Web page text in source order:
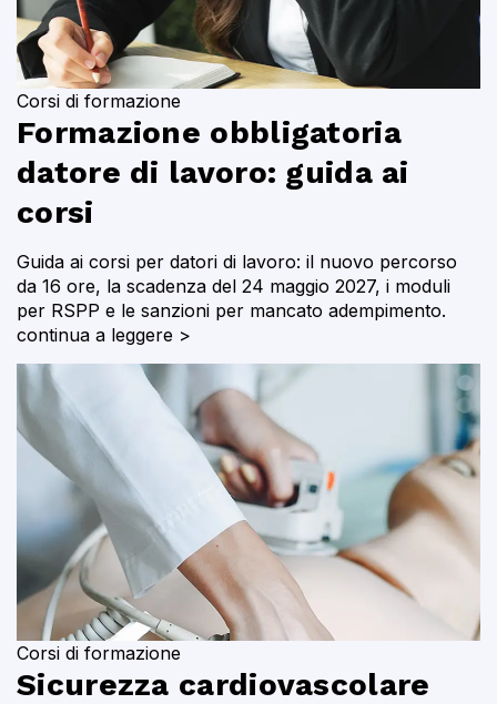
Corsi di formazione
Formazione obbligatoria
datore di lavoro: guida ai
corsi
Guida ai corsi per datori di lavoro: il nuovo percorso
da 16 ore, la scadenza del 24 maggio 2027, i moduli
per RSPP e le sanzioni per mancato adempimento.
continua a leggere >
Corsi di formazione
Sicurezza cardiovascolare